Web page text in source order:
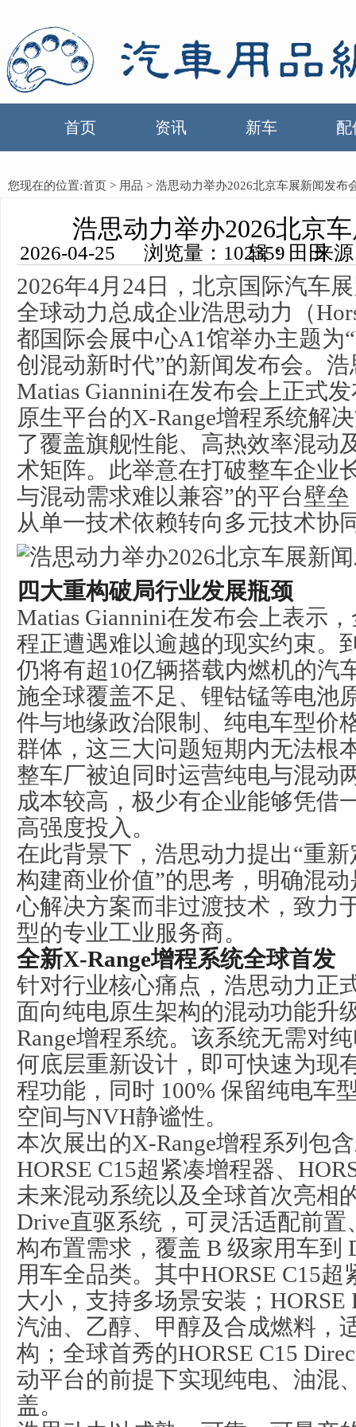
首页 资讯 新车 配
您现在的位置:首页 > 用品 > 浩思动力举办2026北京车展新闻发布
浩思动力举办2026北京
2026-04-25 浏览量：102359 来源：中国汽车用品网 编辑：田田
2026年4月24日，北京国际汽车
全球动力总成企业浩思动力（
都国际会展中心A1馆举办主题为
创混动新时代”的新闻发布会。
Matias Giannini在发布会上正式
原生平台的X-Range增程系统解
了覆盖旗舰性能、高热效率混动
术矩阵。此举意在打破整车企业
与混动需求难以兼容”的平台壁
从单一技术依赖转向多元技术协
四大重构破局行业发展瓶颈
Matias Giannini在发布会上表示
程正遭遇难以逾越的现实约束。
仍将有超10亿辆搭载内燃机的汽
施全球覆盖不足、锂钴锰等电池
件与地缘政治限制、纯电车型价
群体，这三大问题短期内无法根
整车厂被迫同时运营纯电与混动
成本较高，极少有企业能够凭借
高强度投入。
在此背景下，浩思动力提出“重
构建商业价值”的思考，明确混
心解决方案而非过渡技术，致力
型的专业工业服务商。
全新X-Range增程系统全球首发
针对行业核心痛点，浩思动力正
面向纯电原生架构的混动功能
Range增程系统。该系统无需对
何底层重新设计，即可快速为现
程功能，同时 100% 保留纯电车
空间与NVH静谧性。
本次展出的X-Range增程系列包
HORSE C15超紧凑增程器、
未来混动系统以及全球首次亮相
Drive直驱系统，可灵活适配前
构布置需求，覆盖 B 级家用车到
用车全品类。其中HORSE C15
大小，支持多场景安装；HORSE
汽油、 乙醇、 甲醇及合成燃料，
构；全球首秀的HORSE C15
动平台的前提下实现纯电、油混
盖。